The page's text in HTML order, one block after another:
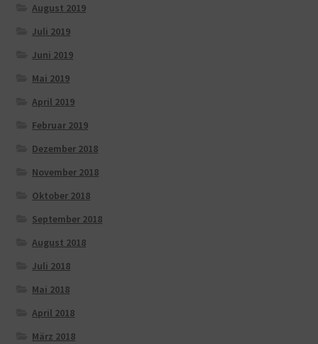
August 2019
Juli 2019
Juni 2019
Mai 2019
April 2019
Februar 2019
Dezember 2018
November 2018
Oktober 2018
September 2018
August 2018
Juli 2018
Mai 2018
April 2018
März 2018